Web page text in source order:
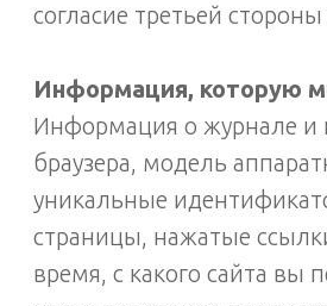
согласие третьей
Информация, которую
Информация о журнале и
браузера, модель
уникальные
страницы, нажатые
время, с какого сайта вы